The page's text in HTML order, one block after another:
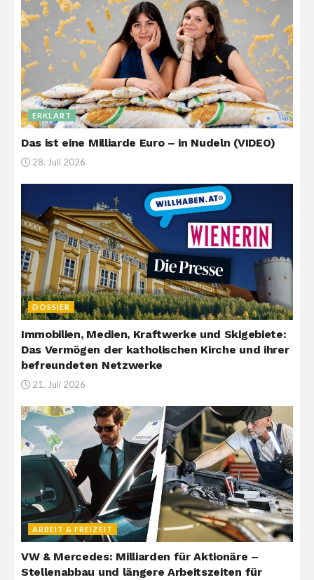
ERKLÄRT
Das ist eine Milliarde Euro – in Nudeln (VIDEO)
28. Juli 2026
DOSSIER
Immobilien, Medien, Kraftwerke und Skigebiete:
Das Vermögen der katholischen Kirche und ihrer
befreundeten Netzwerke
21. Juli 2026
ARBEIT & FREIZEIT
VW & Mercedes: Milliarden für Aktionäre –
Stellenabbau und längere Arbeitszeiten für